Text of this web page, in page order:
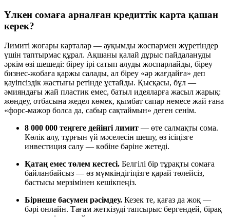
Үлкен сомаға арналған кредиттік карта қашан
керек?
Лимиті жоғары карталар — ауқымды жоспармен жүретіндер
үшін таптырмас құрал. Ақшаны қалай дұрыс пайдалануды
әркім өзі шешеді: біреу ірі сатып алуды жоспарлайды, біреу
бизнес-жобаға қаржы салады, ал біреу «әр жағдайға» деп
қауіпсіздік жастығы ретінде ұстайды. Қысқасы, бұл —
әмияндағы жай пластик емес, батыл идеяларға жасыл жарық:
жөндеу, отбасына жедел көмек, қымбат сапар немесе жай ғана
«форс-мажор болса да, сабыр сақтаймын» деген сенім.
8 000 000 теңгеге дейінгі лимит — өте салмақты сома.
Көлік алу, тұрғын үй мәселесін шешу, өз ісіңізге
инвестиция салу — көбіне бәріне жетеді.
Қатаң емес төлем кестесі. Белгілі бір тұрақты сомаға
байланбайсыз — өз мүмкіндігіңізге қарай төлейсіз,
бастысы мерзімінен кешікпеңіз.
Бірнеше басумен рәсімдеу. Кезек те, қағаз да жоқ —
бәрі онлайн. Тағам жеткізуді тапсырыс бергендей, бірақ